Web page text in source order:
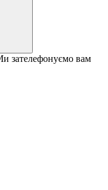
зателефонуємо вам